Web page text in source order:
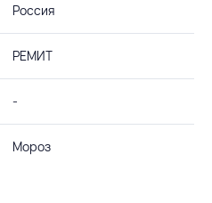
Россия
РЕМИТ
-
Мороз